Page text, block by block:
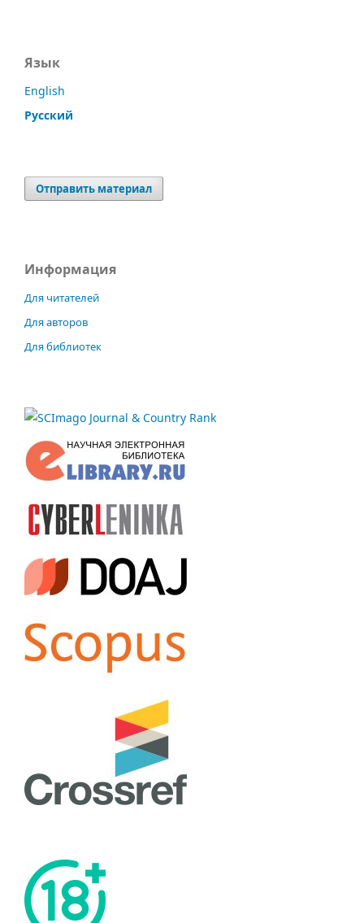
Язык
English
Русский
Отправить материал
Информация
Для читателей
Для авторов
Для библиотек